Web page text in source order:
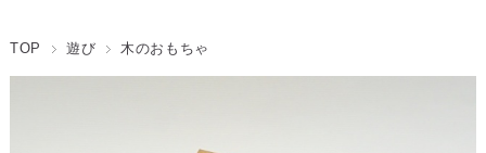
TOP 遊び 木のおもちゃ